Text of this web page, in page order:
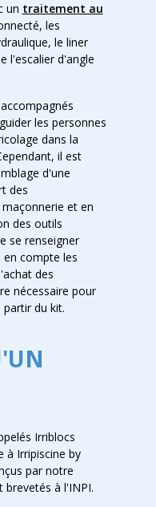
un traitement au
les
le liner
l'escalier d'angle
les personnes
dans la
il est
d'une
des
et en
des outils
se renseigner
compte les
des
nécessaire pour
du kit.
Irriblocs
à Irripiscine by
par notre
brevetés à l'INPI.